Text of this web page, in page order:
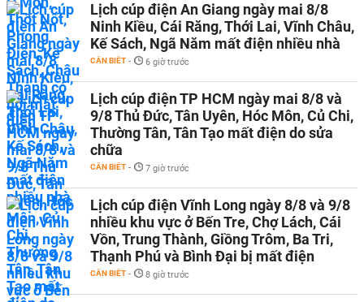
Lịch cúp điện An Giang ngày mai 8/8
Ninh Kiều, Cái Răng, Thới Lai, Vĩnh Châu,
Kế Sách, Ngã Năm mất điện nhiều nhà
CẦN BIẾT - 6 giờ trước
Lịch cúp điện TP HCM ngày mai 8/8 và
9/8 Thủ Đức, Tân Uyên, Hóc Môn, Củ Chi,
Thường Tân, Tân Tạo mất điện do sửa
chữa
CẦN BIẾT - 7 giờ trước
Lịch cúp điện Vĩnh Long ngày 8/8 và 9/8
nhiều khu vực ở Bến Tre, Chợ Lách, Cái
Vồn, Trung Thành, Giồng Trôm, Ba Tri,
Thạnh Phú và Bình Đại bị mất điện
CẦN BIẾT - 8 giờ trước